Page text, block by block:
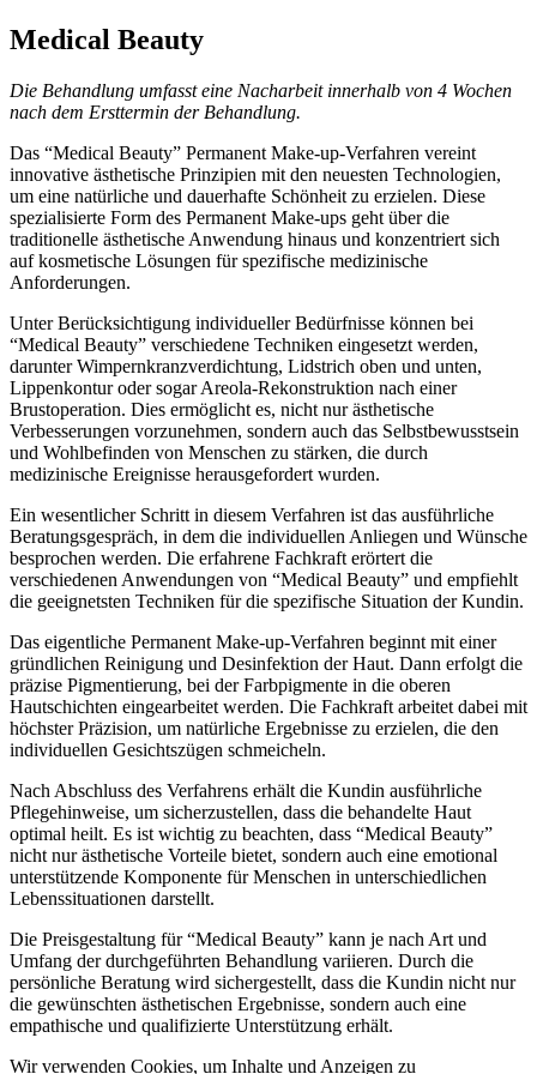
Zum
Inhalt
Medical Beauty
Die Behandlung umfasst eine Nacharbeit innerhalb von 4 Wochen
nach dem Ersttermin der Behandlung.
Das “Medical Beauty” Permanent Make-up-Verfahren vereint
innovative ästhetische Prinzipien mit den neuesten Technologien,
um eine natürliche und dauerhafte Schönheit zu erzielen. Diese
spezialisierte Form des Permanent Make-ups geht über die
traditionelle ästhetische Anwendung hinaus und konzentriert sich
auf kosmetische Lösungen für spezifische medizinische
Anforderungen.
Unter Berücksichtigung individueller Bedürfnisse können bei
“Medical Beauty” verschiedene Techniken eingesetzt werden,
darunter Wimpernkranzverdichtung, Lidstrich oben und unten,
Lippenkontur oder sogar Areola-Rekonstruktion nach einer
Brustoperation. Dies ermöglicht es, nicht nur ästhetische
Verbesserungen vorzunehmen, sondern auch das Selbstbewusstsein
und Wohlbefinden von Menschen zu stärken, die durch
medizinische Ereignisse herausgefordert wurden.
Ein wesentlicher Schritt in diesem Verfahren ist das ausführliche
Beratungsgespräch, in dem die individuellen Anliegen und Wünsche
besprochen werden. Die erfahrene Fachkraft erörtert die
verschiedenen Anwendungen von “Medical Beauty” und empfiehlt
die geeignetsten Techniken für die spezifische Situation der Kundin.
Das eigentliche Permanent Make-up-Verfahren beginnt mit einer
gründlichen Reinigung und Desinfektion der Haut. Dann erfolgt die
präzise Pigmentierung, bei der Farbpigmente in die oberen
Hautschichten eingearbeitet werden. Die Fachkraft arbeitet dabei mit
höchster Präzision, um natürliche Ergebnisse zu erzielen, die den
individuellen Gesichtszügen schmeicheln.
Nach Abschluss des Verfahrens erhält die Kundin ausführliche
Pflegehinweise, um sicherzustellen, dass die behandelte Haut
optimal heilt. Es ist wichtig zu beachten, dass “Medical Beauty”
nicht nur ästhetische Vorteile bietet, sondern auch eine emotional
unterstützende Komponente für Menschen in unterschiedlichen
Lebenssituationen darstellt.
Die Preisgestaltung für “Medical Beauty” kann je nach Art und
Umfang der durchgeführten Behandlung variieren. Durch die
persönliche Beratung wird sichergestellt, dass die Kundin nicht nur
die gewünschten ästhetischen Ergebnisse, sondern auch eine
empathische und qualifizierte Unterstützung erhält.
Wir verwenden Cookies, um Inhalte und Anzeigen zu